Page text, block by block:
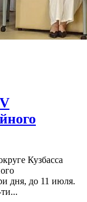
Кузбасса
дня, до 11 июля.